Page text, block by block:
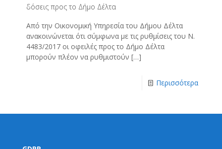
δόσεις προς το Δήμο Δέλτα
Από την Οικονομική Υπηρεσία του Δήμου Δέλτα
ανακοινώνεται ότι σύμφωνα με τις ρυθμίσεις του Ν.
4483/2017 οι οφειλές προς το Δήμο Δέλτα
μπορούν πλέον να ρυθμιστούν […]
Περισσότερα